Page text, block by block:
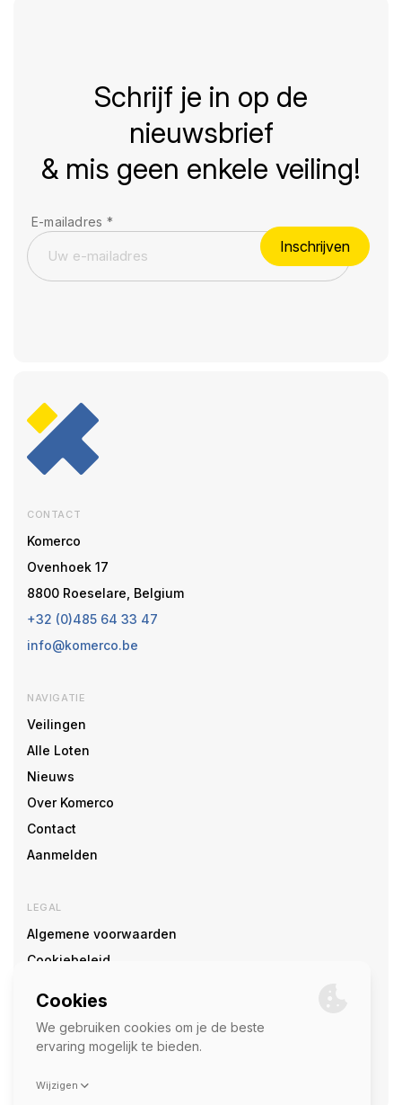
Schrijf je in op de
nieuwsbrief
& mis geen enkele veiling!
E-mailadres *
Inschrijven
CONTACT
Komerco
Ovenhoek 17
8800 Roeselare, Belgium
+32 (0)485 64 33 47
info@komerco.be
NAVIGATIE
Veilingen
Alle Loten
Nieuws
Over Komerco
Contact
Aanmelden
LEGAL
Algemene voorwaarden
Cookiebeleid
SOCIAL